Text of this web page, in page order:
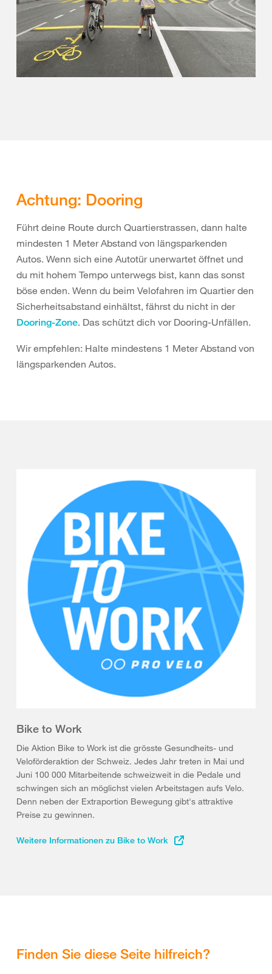
Achtung: Dooring
Führt deine Route durch Quartierstrassen, dann halte
mindesten 1 Meter Abstand von längsparkenden
Autos. Wenn sich eine Autotür unerwartet öffnet und
du mit hohem Tempo unterwegs bist, kann das sonst
böse enden. Wenn du beim Velofahren im Quartier den
Sicherheitsabstand einhältst, fährst du nicht in der
Dooring-Zone. Das schützt dich vor Dooring-Unfällen.
Wir empfehlen: Halte mindestens 1 Meter Abstand von
längsparkenden Autos.
Bike to Work
Die Aktion Bike to Work ist die grösste Gesundheits- und
Veloförderaktion der Schweiz. Jedes Jahr treten in Mai und
Juni 100 000 Mitarbeitende schweizweit in die Pedale und
schwingen sich an möglichst vielen Arbeitstagen aufs Velo.
Denn neben der Extraportion Bewegung gibt's attraktive
Preise zu gewinnen.
Weitere Informationen zu Bike to Work
Finden Sie diese Seite hilfreich?